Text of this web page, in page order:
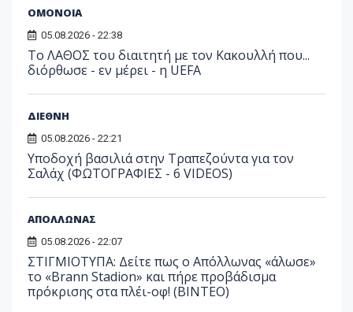
ΟΜΟΝΟΙΑ
05.08.2026 - 22:38
Το ΛΑΘΟΣ του διαιτητή με τον Κακουλλή που...
διόρθωσε - εν μέρει - η UEFA
ΔΙΕΘΝΗ
05.08.2026 - 22:21
Υποδοχή βασιλιά στην Τραπεζούντα για τον
Σαλάχ (ΦΩΤΟΓΡΑΦΙΕΣ - 6 VIDEOS)
ΑΠΟΛΛΩΝΑΣ
05.08.2026 - 22:07
ΣΤΙΓΜΙΟΤΥΠΑ: Δείτε πως ο Απόλλωνας «άλωσε»
το «Brann Stadion» και πήρε προβάδισμα
πρόκρισης στα πλέι-οφ! (ΒΙΝΤΕΟ)